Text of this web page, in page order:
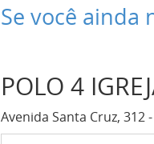
Se você ainda
POLO 4
Avenida Santa Cruz, 312